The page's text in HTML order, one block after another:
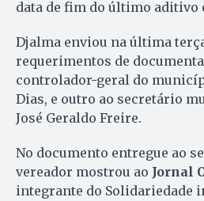
data de fim do último aditivo
Djalma enviou na última
requerimentos de
controlador-geral do
Dias, e outro ao secretário
José Geraldo Freire.
No documento entregue ao
vereador mostrou ao Jornal
integrante do Solidariedade